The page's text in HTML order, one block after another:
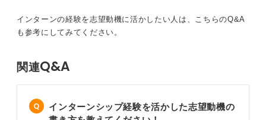
正直なところあまり伝わりません。
な行動に結びつけて締めくくることを意識すると良いで
インターンでの社員の印象が非常に良く、それが志望理
由の一つになることもあるかと思います。
接を突破しましょう。
インターンの経験を志望動機に活かしたい人は、こちらのQ&A
も参考にしてみてください。
関連Q&A
インターンシップ経験を活かした志望動機の